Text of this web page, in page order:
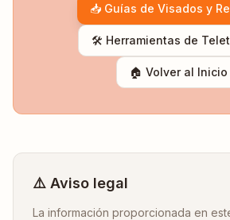
📥 Guías de Visados y
🛠️ Herramientas de
🏠 Volver al Inicio
⚠️ Aviso legal
La información proporcionada en